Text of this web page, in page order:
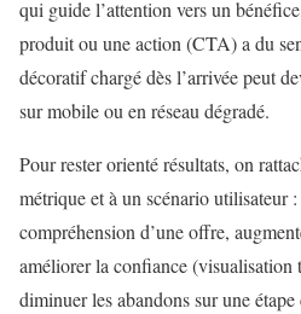
qui guide l’attention vers un
produit ou une action (CTA) a du
décoratif chargé dès l’arrivée peut
sur mobile ou en réseau dégradé.
Pour rester orienté résultats, on
métrique et à un scénario utilisateur
compréhension d’une offre,
améliorer la confiance (visualisation
diminuer les abandons sur une